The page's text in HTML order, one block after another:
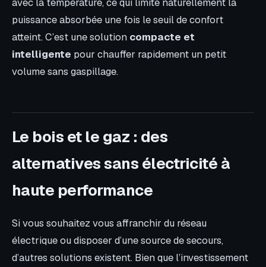
puissance absorbée une fois le seuil de confort
atteint. C’est une solution compacte et
intelligente pour chauffer rapidement un petit
volume sans gaspillage.
Le bois et le gaz : des
alternatives sans électricité à
haute performance
Si vous souhaitez vous affranchir du réseau
électrique ou disposer d’une source de secours,
d’autres solutions existent. Bien que l’investissement